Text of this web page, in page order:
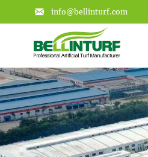
 info@bellinturf.com